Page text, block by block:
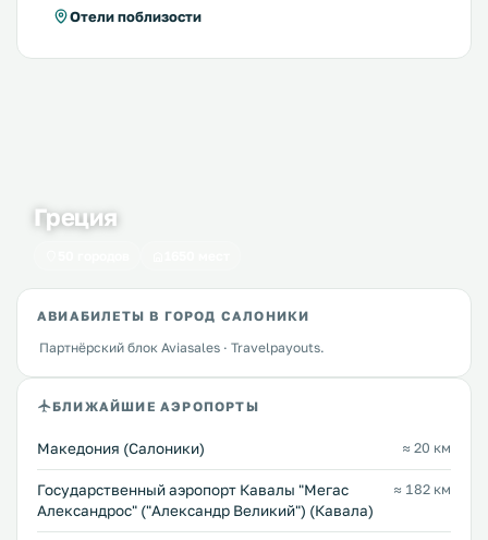
Отели поблизости
Греция
АВИАБИЛЕТЫ В ГОРОД САЛОНИКИ
Партнёрский блок Aviasales · Travelpayouts.
БЛИЖАЙШИЕ АЭРОПОРТЫ
Македония (Салоники) ≈ 20 км
Государственный аэропорт Кавалы "Мегас
Александрос" ("Александр Великий") (Кавала)
≈ 182 км